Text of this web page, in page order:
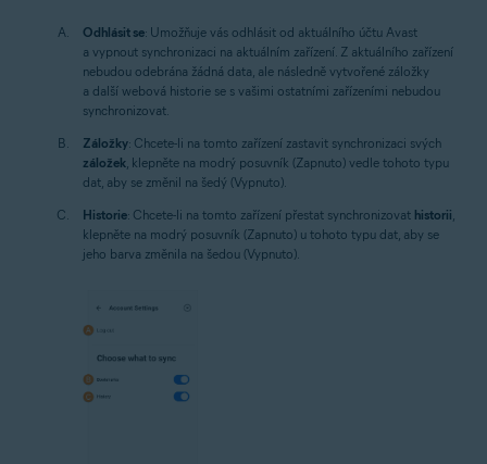
Odhlásit se: Umožňuje vás odhlásit od aktuálního účtu Avast
a vypnout synchronizaci na aktuálním zařízení. Z aktuálního zařízení
nebudou odebrána žádná data, ale následně vytvořené záložky
a další webová historie se s vašimi ostatními zařízeními nebudou
synchronizovat.
Záložky: Chcete-li na tomto zařízení zastavit synchronizaci svých
záložek, klepněte na modrý posuvník (Zapnuto) vedle tohoto typu
dat, aby se změnil na šedý (Vypnuto).
Historie: Chcete-li na tomto zařízení přestat synchronizovat historii,
klepněte na modrý posuvník (Zapnuto) u tohoto typu dat, aby se
jeho barva změnila na šedou (Vypnuto).